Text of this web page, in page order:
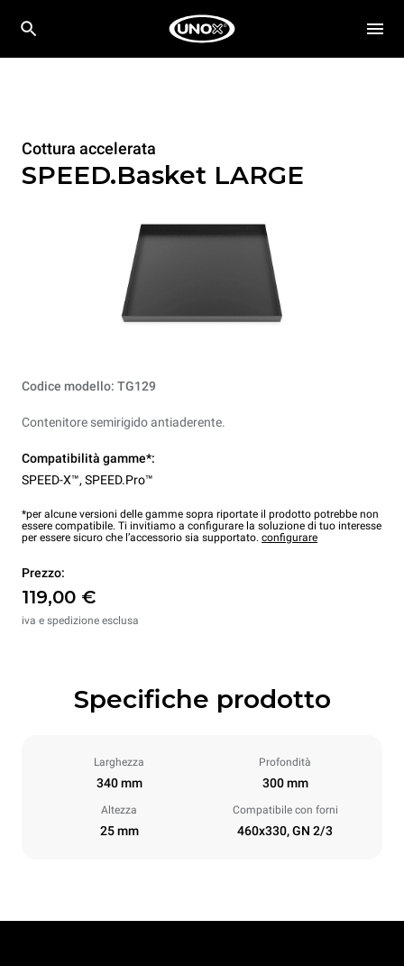
Cottura accelerata
SPEED.Basket LARGE
Codice modello: TG129
Contenitore semirigido antiaderente.
Compatibilità gamme*:
SPEED-X™, SPEED.Pro™
*per alcune versioni delle gamme sopra riportate il prodotto potrebbe non
essere compatibile. Ti invitiamo a configurare la soluzione di tuo interesse
per essere sicuro che l’accessorio sia supportato. configurare
Prezzo:
119,00 €
iva e spedizione esclusa
Specifiche prodotto
Larghezza
340 mm
Profondità
300 mm
Altezza
25 mm
Compatibile con forni
460x330, GN 2/3